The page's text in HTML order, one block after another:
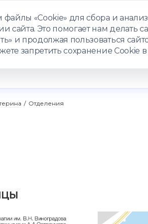
«Cookie» для сбора и
сайта. Это помогает нам делать
и продолжая пользоваться
запретить сохранение Cookie
/ Отделения